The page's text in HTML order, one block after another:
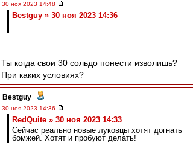
30 ноя 2023 14:48
Bestguy » 30 ноя 2023 14:36
Ты когда свои 30 сольдо понести изволишь?
При каких условиях?
Bestguy -
30 ноя 2023 14:36
RedQuite » 30 ноя 2023 14:33
Сейчас реально новые луковцы хотят догнать
бомжей. Хотят и пробуют делать!